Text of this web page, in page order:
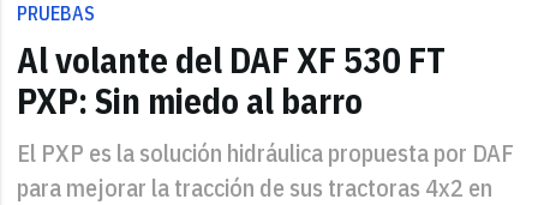
PRUEBAS
Al volante del DAF XF 530 FT
PXP: Sin miedo al barro
El PXP es la solución hidráulica propuesta por DAF
para mejorar la tracción de sus tractoras 4x2 en